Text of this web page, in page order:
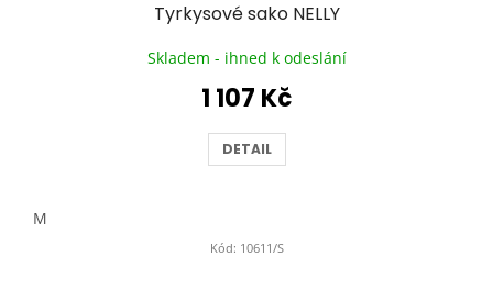
Tyrkysové sako NELLY
Skladem - ihned k odeslání
1 107 Kč
DETAIL
M
Kód: 10611/S